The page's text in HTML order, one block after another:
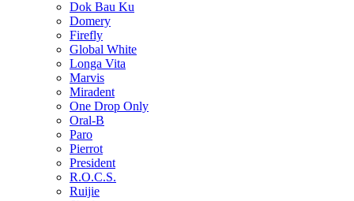
Dok Bau Ku
Domery
Firefly
Global White
Longa Vita
Marvis
Miradent
One Drop Only
Oral-B
Paro
Pierrot
President
R.O.C.S.
Ruijie